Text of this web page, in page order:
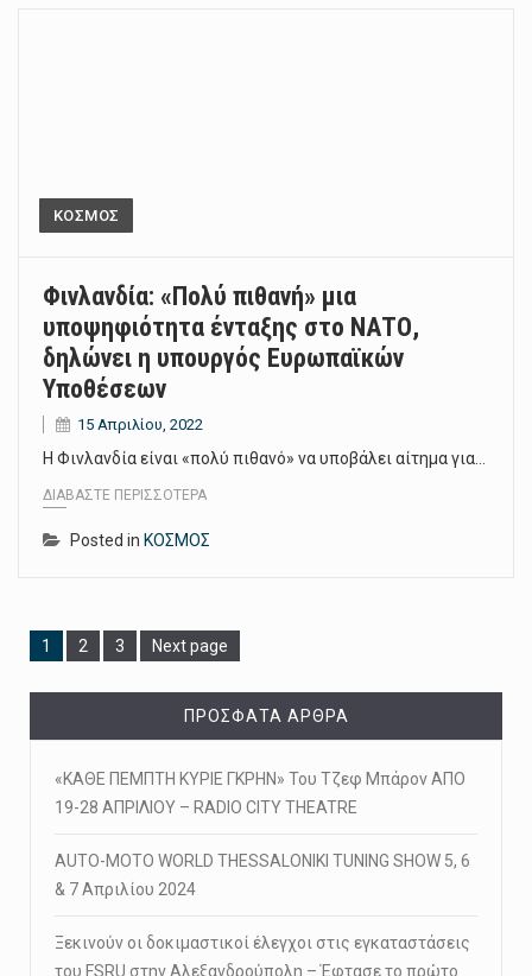
ΚΟΣΜΟΣ
Φινλανδία: «Πολύ πιθανή» μια
υποψηφιότητα ένταξης στο ΝΑΤΟ,
δηλώνει η υπουργός Ευρωπαϊκών
Υποθέσεων
15 Απριλίου, 2022
Η Φινλανδία είναι «πολύ πιθανό» να υποβάλει αίτημα για…
ΔΙΑΒΆΣΤΕ ΠΕΡΙΣΣΌΤΕΡΑ
Posted in ΚΟΣΜΟΣ
Page
1 Page
2 Page
3 Next page
ΠΡΌΣΦΑΤΑ ΆΡΘΡΑ
«ΚΑΘΕ ΠΕΜΠΤΗ ΚΥΡΙΕ ΓΚΡΗΝ» Του Τζεφ Μπάρον ΑΠΟ
19-28 ΑΠΡΙΛΙΟΥ – RADIO CITY THEATRE
AUTO-MOTO WORLD THESSALONIKI TUNING SHOW 5, 6
& 7 Απριλίου 2024
Ξεκινούν οι δοκιμαστικοί έλεγχοι στις εγκαταστάσεις
του FSRU στην Αλεξανδρούπολη – Έφτασε το πρώτο